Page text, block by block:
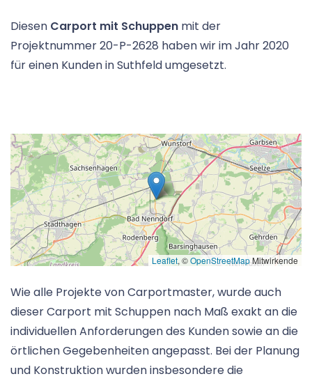
Diesen Carport mit Schuppen mit der
Projektnummer 20-P-2628 haben wir im Jahr 2020
für einen Kunden in Suthfeld umgesetzt.
Leaflet, ©OpenStreetMapMitwirkende
Wie alle Projekte von Carportmaster, wurde auch
dieser Carport mit Schuppen nach Maß exakt an die
individuellen Anforderungen des Kunden sowie an die
örtlichen Gegebenheiten angepasst. Bei der Planung
und Konstruktion wurden insbesondere die